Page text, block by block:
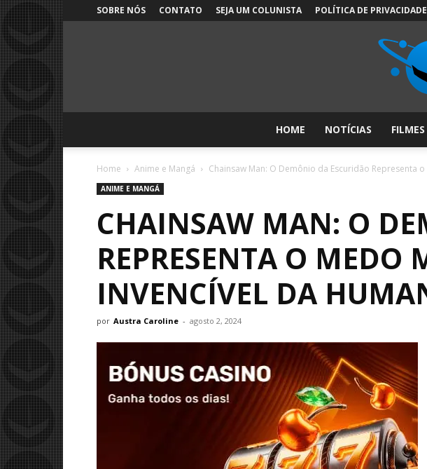
SOBRE NÓS CONTATO SEJA UM COLUNISTA POLÍTICA DE PRIVACIDADE
HOME NOTÍCIAS FILMES
Home Anime e Mangá Chainsaw Man: O Demônio da Escuridão Representa
ANIME E MANGÁ
CHAINSAW MAN: O
REPRESENTA O
INVENCÍVEL DA
por Austra Caroline - agosto 2, 2024